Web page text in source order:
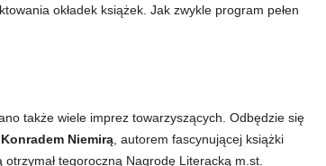
okładek książek. Jak zwykle program pełen
także wiele imprez towarzyszących. Odbędzie się
Niemirą, autorem fascynującej książki
otrzymał tegoroczną Nagrodę Literacką m.st.